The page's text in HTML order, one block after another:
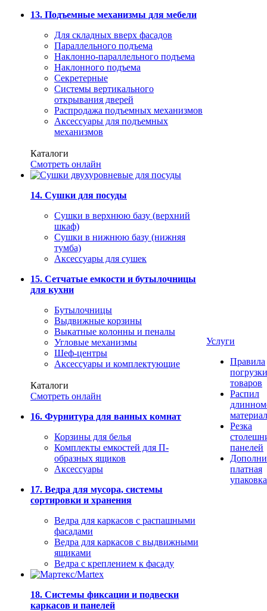
13. Подъемные механизмы для мебели
Для складных вверх фасадов
Параллельного подъема
Наклонно-параллельного подъема
Наклонного подъема
Секретерные
Системы вертикального
открывания дверей
Распродажа подъемных механизмов
Аксессуары для подъемных
механизмов
Каталоги
Смотреть онлайн
14. Сушки для посуды
Сушки в верхнюю базу (верхний
шкаф)
Сушки в нижнюю базу (нижняя
тумба)
Аксессуары для сушек
15. Сетчатые емкости и бутылочницы
для кухни
Бутылочницы
Выдвижные корзины
Выкатные колонны и пеналы
Угловые механизмы
Шеф-центры
Аксессуары и комплектующие
Каталоги
Смотреть онлайн
16. Фурнитура для ванных комнат
Корзины для белья
Комплекты емкостей для П-
образных ящиков
Аксессуары
17. Ведра для мусора, системы
сортировки и хранения
Ведра для каркасов с распашными
фасадами
Ведра для каркасов с выдвижными
ящиками
Ведра с креплением к фасаду
18. Системы фиксации и подвески
каркасов и панелей
Услуги
Правила
погрузки
товаров
Распил
Резка
панелей
платная
упаковка